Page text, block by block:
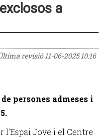
a
revisió11-06-2025 10:16
persones admeses i
l'Espai Jove i el Centre